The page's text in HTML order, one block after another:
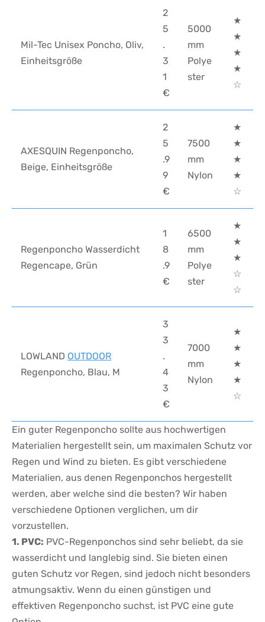
Mil-Tec Unisex Poncho, Oliv,
Einheitsgröße
2
5
.
3
1
€
5000
mm
Polye
ster
★
★
★
★
☆
AXESQUIN Regenponcho,
Beige, Einheitsgröße
2
5
.9
9
€
7500
mm
Nylon
★
★
★
★
☆
Regenponcho Wasserdicht
Regencape, Grün
1
8
.9
€
6500
mm
Polye
ster
★
★
★
☆
☆
LOWLAND OUTDOOR
Regenponcho, Blau, M
3
3
.
4
3
€
7000
mm
Nylon
★
★
★
★
☆
Ein guter Regenponcho ⁢sollte aus ⁢hochwertigen
Materialien hergestellt sein, um maximalen Schutz vor‌
Regen und Wind⁤ zu bieten. Es gibt verschiedene
Materialien, aus denen Regenponchos⁤ hergestellt
werden, aber welche sind ‍die besten? Wir haben
verschiedene Optionen verglichen, um ​dir
‌vorzustellen.
1. PVC: PVC-Regenponchos sind sehr beliebt, da​ sie
wasserdicht und langlebig sind. Sie bieten einen⁤
guten Schutz vor Regen, sind jedoch nicht ‌besonders
atmungsaktiv. Wenn du einen ​günstigen und
effektiven Regenponcho suchst, ist PVC eine gute